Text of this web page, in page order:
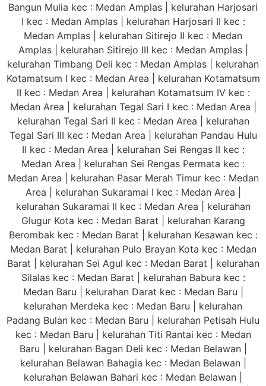
Bangun Mulia kec : Medan Amplas | kelurahan Harjosari
I kec : Medan Amplas | kelurahan Harjosari II kec :
Medan Amplas | kelurahan Sitirejo II kec : Medan
Amplas | kelurahan Sitirejo III kec : Medan Amplas |
kelurahan Timbang Deli kec : Medan Amplas | kelurahan
Kotamatsum I kec : Medan Area | kelurahan Kotamatsum
II kec : Medan Area | kelurahan Kotamatsum IV kec :
Medan Area | kelurahan Tegal Sari I kec : Medan Area |
kelurahan Tegal Sari II kec : Medan Area | kelurahan
Tegal Sari III kec : Medan Area | kelurahan Pandau Hulu
II kec : Medan Area | kelurahan Sei Rengas II kec :
Medan Area | kelurahan Sei Rengas Permata kec :
Medan Area | kelurahan Pasar Merah Timur kec : Medan
Area | kelurahan Sukaramai I kec : Medan Area |
kelurahan Sukaramai II kec : Medan Area | kelurahan
Glugur Kota kec : Medan Barat | kelurahan Karang
Berombak kec : Medan Barat | kelurahan Kesawan kec :
Medan Barat | kelurahan Pulo Brayan Kota kec : Medan
Barat | kelurahan Sei Agul kec : Medan Barat | kelurahan
Silalas kec : Medan Barat | kelurahan Babura kec :
Medan Baru | kelurahan Darat kec : Medan Baru |
kelurahan Merdeka kec : Medan Baru | kelurahan
Padang Bulan kec : Medan Baru | kelurahan Petisah Hulu
kec : Medan Baru | kelurahan Titi Rantai kec : Medan
Baru | kelurahan Bagan Deli kec : Medan Belawan |
kelurahan Belawan Bahagia kec : Medan Belawan |
kelurahan Belawan Bahari kec : Medan Belawan |